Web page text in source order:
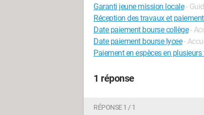
Garanti jeune mission locale -
Réception des travaux et
Date paiement bourse collège -
Date paiement bourse lycee -
Paiement en espèces en
1 réponse
RÉPONSE 1 / 1